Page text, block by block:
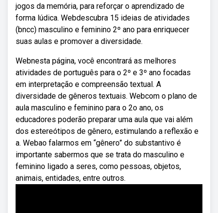
jogos da memória, para reforçar o aprendizado de
forma lúdica. Webdescubra 15 ideias de atividades
(bncc) masculino e feminino 2º ano para enriquecer
suas aulas e promover a diversidade.
Webnesta página, você encontrará as melhores
atividades de português para o 2º e 3º ano focadas
em interpretação e compreensão textual. A
diversidade de gêneros textuais. Webcom o plano de
aula masculino e feminino para o 2o ano, os
educadores poderão preparar uma aula que vai além
dos estereótipos de gênero, estimulando a reflexão e
a. Webao falarmos em “gênero” do substantivo é
importante sabermos que se trata do masculino e
feminino ligado a seres, como pessoas, objetos,
animais, entidades, entre outros.